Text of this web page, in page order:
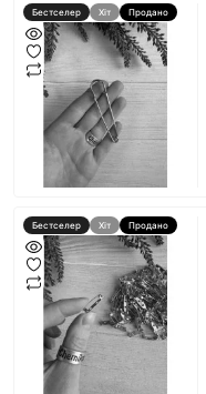
Бестселер Хіт Продано
Бестселер Хіт Продано